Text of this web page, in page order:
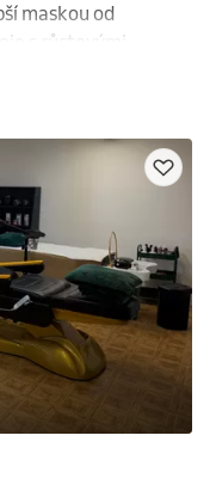
maskou od
s růstovými